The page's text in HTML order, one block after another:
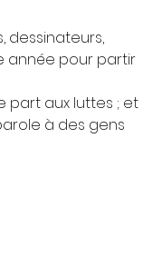
dessinateurs,
année pour partir
part aux luttes ; et
à des gens